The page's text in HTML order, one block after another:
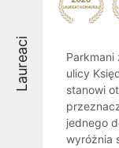
Laureaci
Parkmani
ulicy
stanowi
jednego
wyróżnia